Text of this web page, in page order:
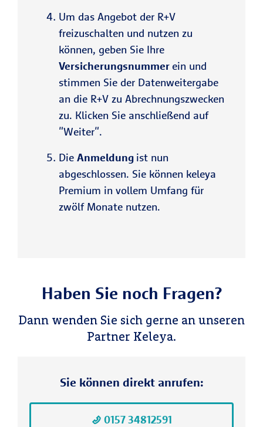
Um das Angebot der R+V
freizuschalten und nutzen zu
können, geben Sie Ihre
Versicherungsnummerein und
stimmen Sie der Datenweitergabe
an die R+V zu Abrechnungszwecken
zu. Klicken Sie anschließend auf
"Weiter".
Die Anmeldung ist nun
abgeschlossen. Sie können keleya
Premium in vollem Umfang für
zwölf Monate nutzen.
Haben Sie noch Fragen?
Dann wenden Sie sich gerne an unseren
Partner Keleya.
Sie können direkt anrufen:
0157 34812591